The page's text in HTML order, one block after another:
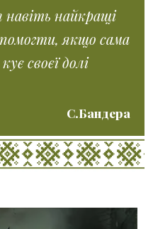
навіть найкращі
якщо сама
своєї долі
С.Бандера